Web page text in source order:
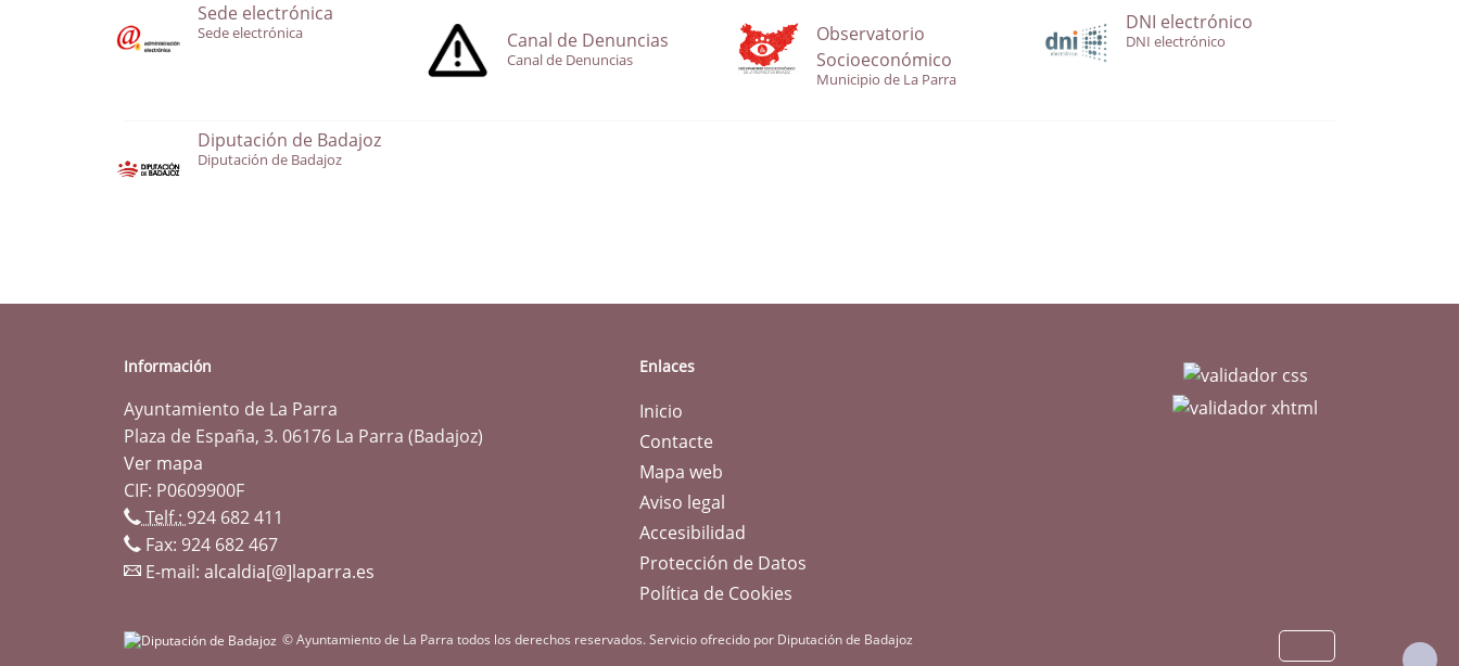
Sede electrónica
Sede electrónica Canal de Denuncias
Canal de Denuncias
Observatorio
Socioeconómico
Municipio de La Parra
DNI electrónico
DNI electrónico
Diputación de Badajoz
Diputación de Badajoz
Información
Ayuntamiento de La Parra
Plaza de España, 3. 06176 La Parra (Badajoz)
Ver mapa
CIF: P0609900F
Telf.:924 682 411
Fax: 924 682 467
E-mail: alcaldia[@]laparra.es
Enlaces
Inicio
Contacte
Mapa web
Aviso legal
Accesibilidad
Protección de Datos
Política de Cookies
© Ayuntamiento de La Parra todos los derechos reservados.Servicio ofrecido por Diputación de Badajoz